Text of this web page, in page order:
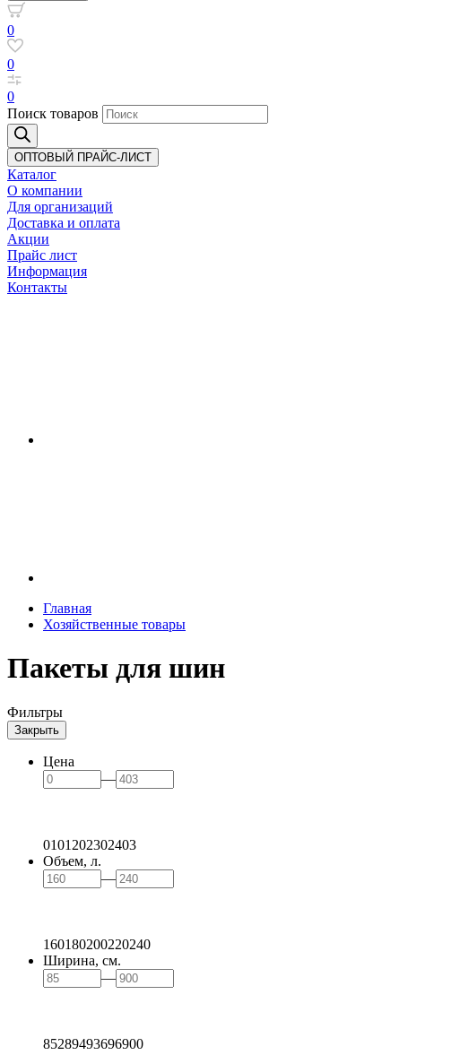
0
0
0
Поиск товаров
ОПТОВЫЙ ПРАЙС-ЛИСТ
Каталог
О компании
Для организаций
Доставка и оплата
Акции
Прайс лист
Информация
Контакты
Главная
Хозяйственные товары
Пакеты для шин
Фильтры
Закрыть
Цена
—
0101 202302403
Объем, л.
—
160180200220240
Ширина, см.
—
85289493696900